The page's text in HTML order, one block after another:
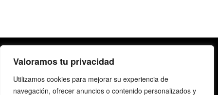
Valoramos tu privacidad
Utilizamos cookies para mejorar su experiencia de
navegación, ofrecer anuncios o contenido personalizados y